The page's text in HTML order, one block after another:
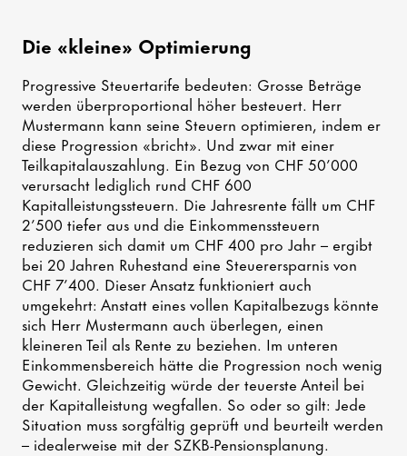
Die «kleine» Optimierung
Progressive Steuertarife bedeuten: Grosse Beträge
werden überproportional höher besteuert. Herr
Mustermann kann seine Steuern optimieren, indem er
diese Progression «bricht». Und zwar mit einer
Teilkapitalauszahlung. Ein Bezug von CHF 50’000
verursacht lediglich rund CHF 600
Kapitalleistungssteuern. Die Jahresrente fällt um CHF
2’500 tiefer aus und die Einkommenssteuern
reduzieren sich damit um CHF 400 pro Jahr – ergibt
bei 20 Jahren Ruhestand eine Steuerersparnis von
CHF 7’400. Dieser Ansatz funktioniert auch
umgekehrt: Anstatt eines vollen Kapitalbezugs könnte
sich Herr Mustermann auch überlegen, einen
kleineren Teil als Rente zu beziehen. Im unteren
Einkommensbereich hätte die Progression noch wenig
Gewicht. Gleichzeitig würde der teuerste Anteil bei
der Kapitalleistung wegfallen. So oder so gilt: Jede
Situation muss sorgfältig geprüft und beurteilt werden
– idealerweise mit der SZKB-Pensionsplanung.